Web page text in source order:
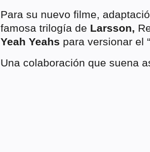
Para su nuevo filme,
famosa trilogía de Larsson,
Yeah Yeahs para versionar el
Una colaboración que suena